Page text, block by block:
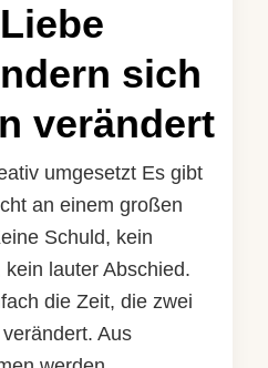
sich
verändert
umgesetzt Es gibt
an einem großen
Schuld, kein
lauter Abschied.
die Zeit, die zwei
Aus